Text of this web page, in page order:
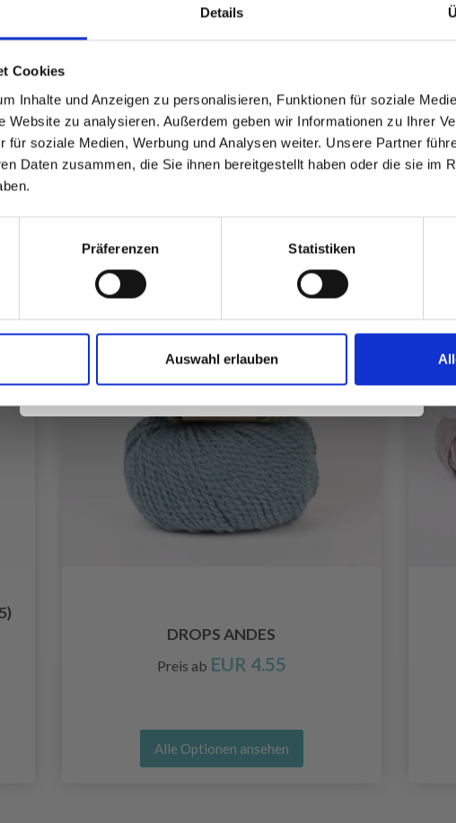
Details
Cookies
Inhalte und Anzeigen zu personalisieren, Funktionen für soziale
Website zu analysieren. Außerdem geben wir Informationen zu Ihrer
für soziale Medien, Werbung und Analysen weiter. Unsere Partner
Daten zusammen, die Sie ihnen bereitgestellt haben oder die sie im
Präferenzen Statistiken
Auswahl erlauben
Alle Optionen ansehen
DROPS ANDES
Preis ab EUR 4.55
Alle Optionen ansehen
Werde ein Teil unserer Garn-Community
und erhalte exklusiven Zugang zu
inspirierenden Strickmustern und
Nein, danke